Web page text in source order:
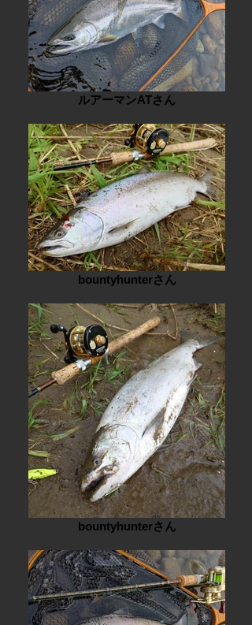
ルアーマンATさん
bountyhunterさん
bountyhunterさん